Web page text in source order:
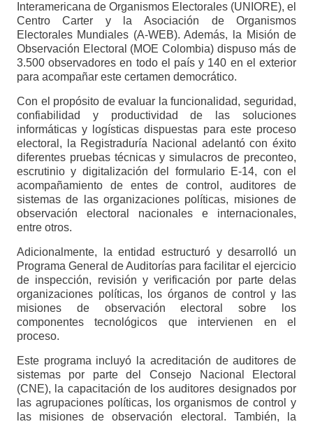
Interamericana de Organismos Electorales (UNIORE), el
Centro Carter y la Asociación de Organismos
Electorales Mundiales (A-WEB). Además, la Misión de
Observación Electoral (MOE Colombia) dispuso más de
3.500 observadores en todo el país y 140 en el exterior
para acompañar este certamen democrático.
Con el propósito de evaluar la funcionalidad, seguridad,
confiabilidad y productividad de las soluciones
informáticas y logísticas dispuestas para este proceso
electoral, la Registraduría Nacional adelantó con éxito
diferentes pruebas técnicas y simulacros de preconteo,
escrutinio y digitalización del formulario E-14, con el
acompañamiento de entes de control, auditores de
sistemas de las organizaciones políticas, misiones de
observación electoral nacionales e internacionales,
entre otros.
Adicionalmente, la entidad estructuró y desarrolló un
Programa General de Auditorías para facilitar el ejercicio
de inspección, revisión y verificación por parte delas
organizaciones políticas, los órganos de control y las
misiones de observación electoral sobre los
componentes tecnológicos que intervienen en el
proceso.
Este programa incluyó la acreditación de auditores de
sistemas por parte del Consejo Nacional Electoral
(CNE), la capacitación de los auditores designados por
las agrupaciones políticas, los organismos de control y
las misiones de observación electoral. También, la